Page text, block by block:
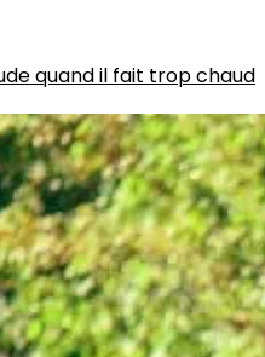
quand il fait trop chaud